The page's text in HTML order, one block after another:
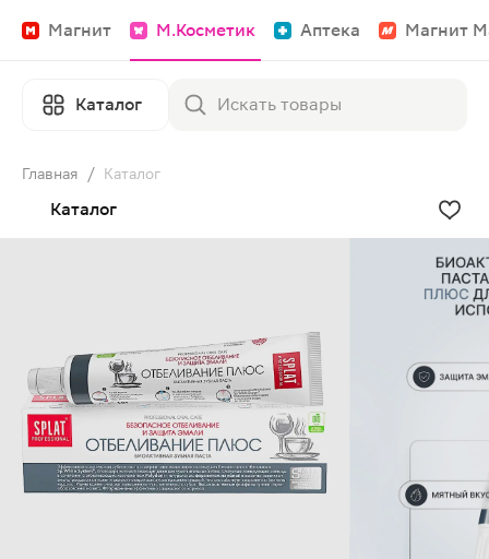
Магнит М.Косметик Аптека Магнит
Каталог
Главная / Каталог
Каталог